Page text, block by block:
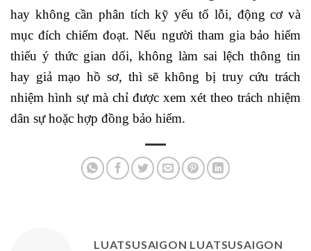
hay không cần phân tích kỹ yếu tố lỗi, động cơ và
mục đích chiếm đoạt. Nếu người tham gia bảo hiểm
thiếu ý thức gian dối, không làm sai lệch thông tin
hay giả mạo hồ sơ, thì sẽ không bị truy cứu trách
nhiệm hình sự mà chỉ được xem xét theo trách nhiệm
dân sự hoặc hợp đồng bảo hiểm.
LUATSUSAIGON LUATSUSAIGON